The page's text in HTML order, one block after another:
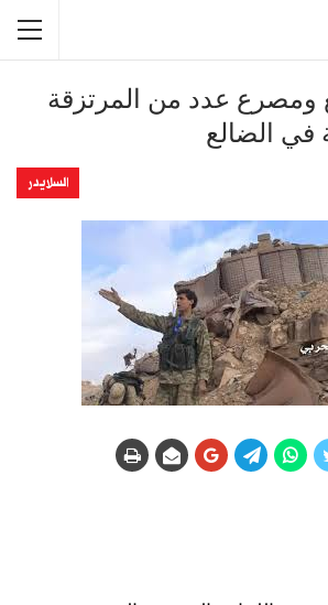
ومصرع عدد من المرتزقة
في الضالع
السلايدر